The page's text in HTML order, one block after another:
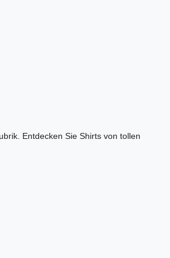
Entdecken Sie Shirts von tollen